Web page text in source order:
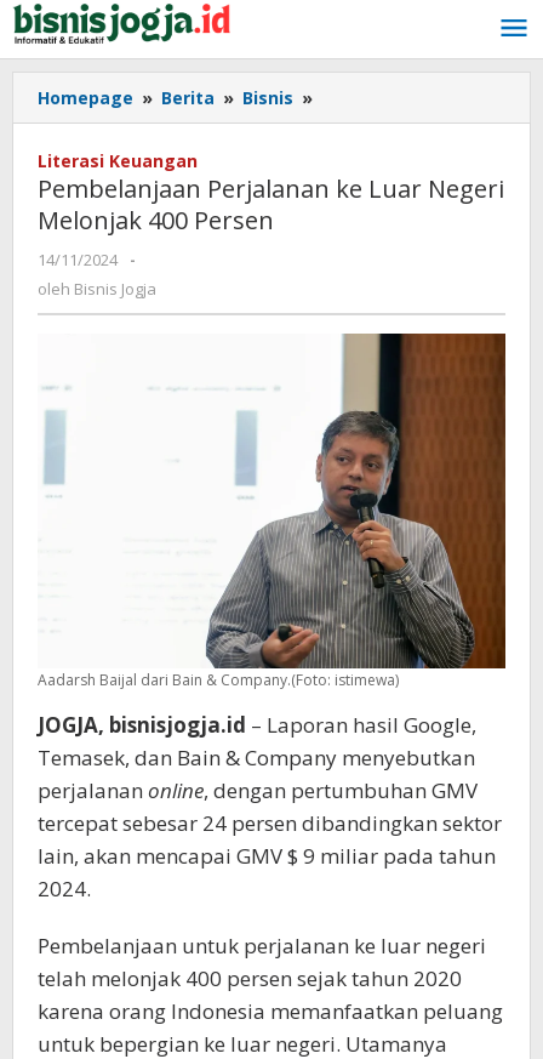
Lewati
ke
konten
Homepage » Berita » Bisnis »
Perjalanan
Luar
Negeri
Literasi Keuangan
Pembelanjaan Perjalanan ke Luar Negeri
Melonjak 400 Persen
14/11/2024
oleh
Bisnis
Jogja
-
oleh Bisnis Jogja
Aadarsh Baijal dari Bain & Company.(Foto: istimewa)
JOGJA, bisnisjogja.id – Laporan hasil Google,
Temasek, dan Bain & Company menyebutkan
perjalanan online, dengan pertumbuhan GMV
tercepat sebesar 24 persen dibandingkan sektor
lain, akan mencapai GMV $ 9 miliar pada tahun
2024.
Pembelanjaan untuk perjalanan ke luar negeri
telah melonjak 400 persen sejak tahun 2020
karena orang Indonesia memanfaatkan peluang
untuk bepergian ke luar negeri. Utamanya